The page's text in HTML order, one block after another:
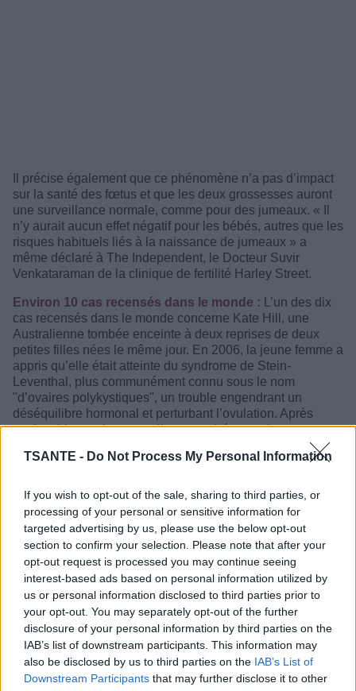
TSANTE - Do Not Process My Personal Information
If you wish to opt-out of the sale, sharing to third parties, or
processing of your personal or sensitive information for
targeted advertising by us, please use the below opt-out
section to confirm your selection. Please note that after your
opt-out request is processed you may continue seeing
interest-based ads based on personal information utilized by
us or personal information disclosed to third parties prior to
your opt-out. You may separately opt-out of the further
disclosure of your personal information by third parties on the
IAB’s list of downstream participants. This information may
also be disclosed by us to third parties on the IAB’s List of
Downstream Participants that may further disclose it to other
Il précise également que ce phénomène n’a pas d’impact
sur la santé des fœtus et que les deux grossesses auront
une surveillance normale, comme pour des jumeaux. « Il
n’y aurait aucun effet négatif pour les bébés, autres que les
risques habituels liés à la naissance de jumeaux » a
même déclaré à The Independent, le Docteur Suvir
Venkataraman de la clinique de fertilité Harley Street.
Environ 10 cas recensés dans le monde :
L’un des dix
cas recensés dans le monde concerne Kate Hill, une
Australienne tombée enceinte à deux reprises de deux
petites filles nées le même jour. En 2006, la jeune femme a
appris qu’elle était atteinte du syndrome de Stein-
Leventhal, plus communément connu sous le nom
"d’ovaires polykystiques", un trouble engendrant un
déséquilibre hormonal et perturbant l’ovulation. Après
avoir subi un traitement, elle est tombée enceinte une
attendait un second enfant, comme par miracle.